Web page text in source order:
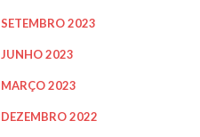
SETEMBRO 2023
JUNHO 2023
MARÇO 2023
DEZEMBRO 2022